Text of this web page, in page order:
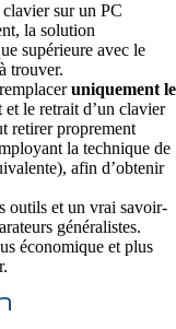
sur un PC
la solution
supérieure avec le
trouver.
uniquement le
et le retrait d’un clavier
retirer proprement
la technique de
afin d’obtenir
outils et un vrai savoir-
généralistes.
économique et plus